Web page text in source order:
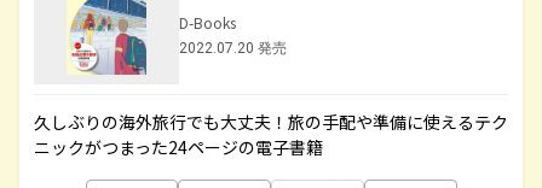
D-Books
2022.07.20 発売
久しぶりの海外旅行でも大丈夫！旅の手配や準備に使えるテク
ニックがつまった24ページの電子書籍